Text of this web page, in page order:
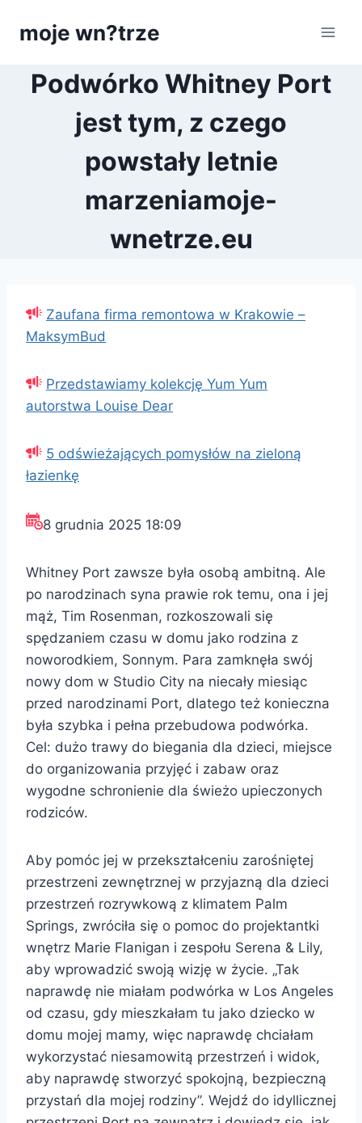
moje wn?trze
Podwórko Whitney Port
jest tym, z czego
powstały letnie
marzeniamoje-
wnetrze.eu
Zaufana firma remontowa w Krakowie –
MaksymBud
Przedstawiamy kolekcję Yum Yum
autorstwa Louise Dear
5 odświeżających pomysłów na zieloną
łazienkę
8 grudnia 2025 18:09
Whitney Port zawsze była osobą ambitną. Ale
po narodzinach syna prawie rok temu, ona i jej
mąż, Tim Rosenman, rozkoszowali się
spędzaniem czasu w domu jako rodzina z
noworodkiem, Sonnym. Para zamknęła swój
nowy dom w Studio City na niecały miesiąc
przed narodzinami Port, dlatego też konieczna
była szybka i pełna przebudowa podwórka.
Cel: dużo trawy do biegania dla dzieci, miejsce
do organizowania przyjęć i zabaw oraz
wygodne schronienie dla świeżo upieczonych
rodziców.
Aby pomóc jej w przekształceniu zarośniętej
przestrzeni zewnętrznej w przyjazną dla dzieci
przestrzeń rozrywkową z klimatem Palm
Springs, zwróciła się o pomoc do projektantki
wnętrz Marie Flanigan i zespołu Serena & Lily,
aby wprowadzić swoją wizję w życie. „Tak
naprawdę nie miałam podwórka w Los Angeles
od czasu, gdy mieszkałam tu jako dziecko w
domu mojej mamy, więc naprawdę chciałam
wykorzystać niesamowitą przestrzeń i widok,
aby naprawdę stworzyć spokojną, bezpieczną
przystań dla mojej rodziny”. Wejdź do idyllicznej